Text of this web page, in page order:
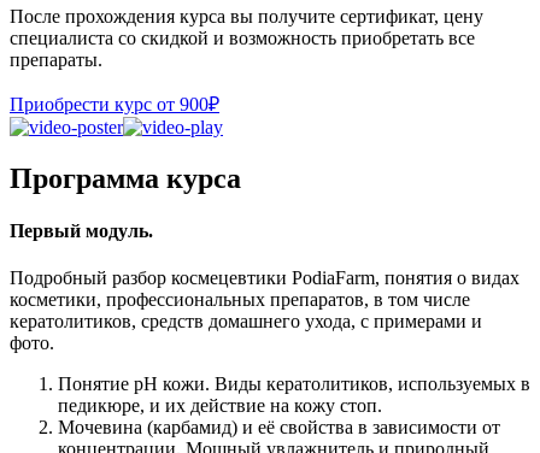
После прохождения курса вы получите сертификат, цену
специалиста со скидкой и возможность приобретать все
препараты.
Приобрести курс от 900₽
Программа курса
Первый модуль.
Подробный разбор космецевтики PodiaFarm, понятия о видах
косметики, профессиональных препаратов, в том числе
кератолитиков, средств домашнего ухода, с примерами и
фото.
Понятие рН кожи. Виды кератолитиков, используемых в
педикюре, и их действие на кожу стоп.
Мочевина (карбамид) и её свойства в зависимости от